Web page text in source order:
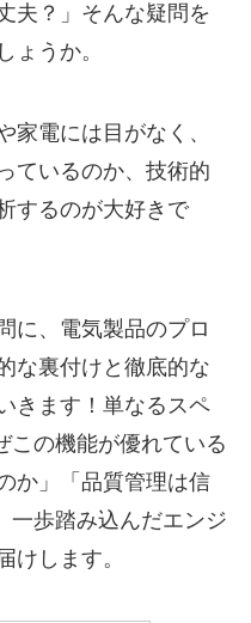
夫？」そんな疑問を
ょうか。
家電には目がなく、
ているのか、技術的
するのが大好きで
に、電気製品のプロ
な裏付けと徹底的な
きます！単なるスペ
この機能が優れている
か」「品質管理は信
一歩踏み込んだエンジ
けします。